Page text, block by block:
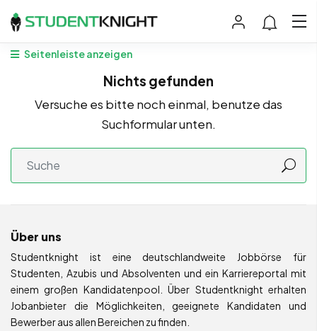
Seitenleiste anzeigen
Nichts gefunden
Versuche es bitte noch einmal, benutze das
Suchformular unten.
Über uns
Studentknight ist eine deutschlandweite Jobbörse für
Studenten, Azubis und Absolventen und ein Karriereportal mit
einem großen Kandidatenpool. Über Studentknight erhalten
Jobanbieter die Möglichkeiten, geeignete Kandidaten und
Bewerber aus allen Bereichen zu finden.